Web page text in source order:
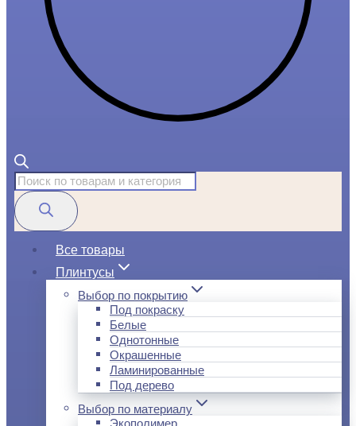
Поиск
товаров
Все товары
Плинтусы
Выбор по покрытию
Под покраску
Белые
Однотонные
Окрашенные
Ламинированные
Под дерево
Выбор по материалу
Экополимер